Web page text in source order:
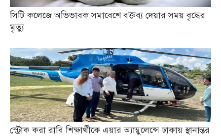
সিটি কলেজে অভিভাবক সমাবেশে বক্তব্য দেয়ার সময় বৃদ্ধের
মৃত্যু
স্ট্রোক করা রাবি শিক্ষার্থীকে এয়ার অ্যাম্বুলেন্সে ঢাকায় স্থানান্তর